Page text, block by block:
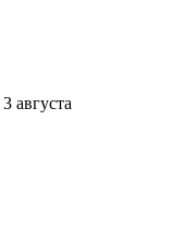
3 августа